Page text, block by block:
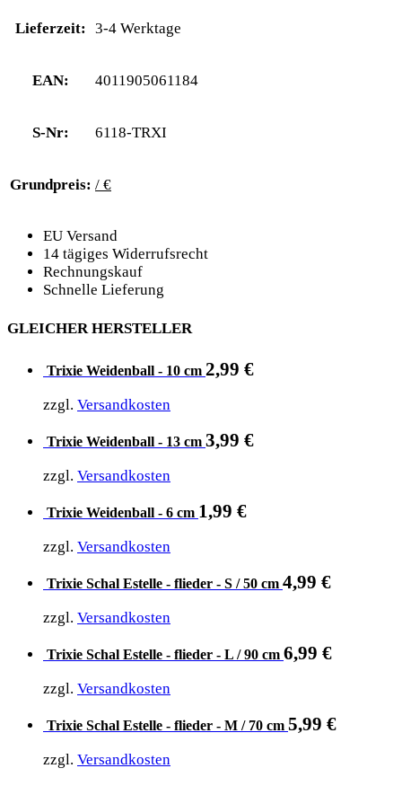
Lieferzeit: 3-4 Werktage
EAN: 4011905061184
S-Nr: 6118-TRXI
Grundpreis: / €
EU Versand
14 tägiges Widerrufsrecht
Rechnungskauf
Schnelle Lieferung
GLEICHER HERSTELLER
Trixie Weidenball - 10 cm 2,99 €
zzgl. Versandkosten
Trixie Weidenball - 13 cm 3,99 €
zzgl. Versandkosten
Trixie Weidenball - 6 cm 1,99 €
zzgl. Versandkosten
Trixie Schal Estelle - flieder - S / 50 cm 4,99 €
zzgl. Versandkosten
Trixie Schal Estelle - flieder - L / 90 cm 6,99 €
zzgl. Versandkosten
Trixie Schal Estelle - flieder - M / 70 cm 5,99 €
zzgl. Versandkosten